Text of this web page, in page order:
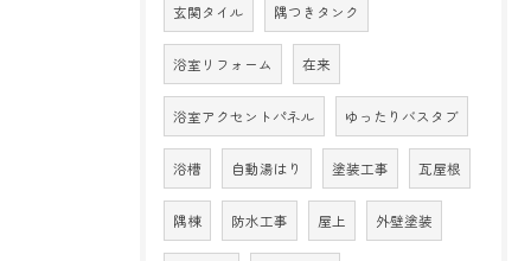
玄関タイル 隅つきタンク
浴室リフォーム 在来
浴室アクセントパネル ゆったりバスタブ
浴槽 自動湯はり 塗装工事 瓦屋根
隅棟 防水工事 屋上 外壁塗装